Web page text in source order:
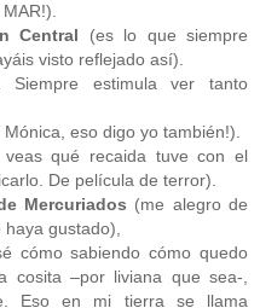
Central (es lo que siempre
visto reflejado así).
estimula ver tanto
eso digo yo también!).
qué recaida tuve con el
De película de terror).
Mercuriados (me alegro de
gustado),
cómo sabiendo cómo quedo
cosita –por liviana que sea-,
Eso en mi tierra se llama